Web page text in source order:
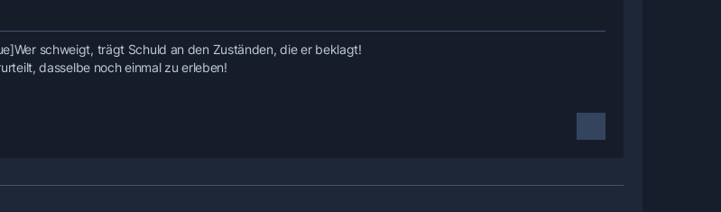
schweigt, trägt Schuld an den Zuständen, die er beklagt!
dasselbe noch einmal zu erleben!